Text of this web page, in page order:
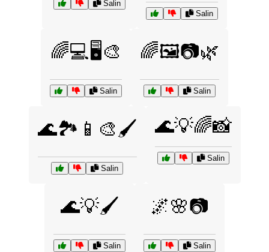
Salin
Salin
🌈💻🖥️🎨
Salin
🌈🖼️📷🌿
Salin
🌊🏞️📱🎨🖌️
Salin
🌊💡🌈📸
Salin
🌊💡🖌️
Salin
🌌🌸📷
Salin